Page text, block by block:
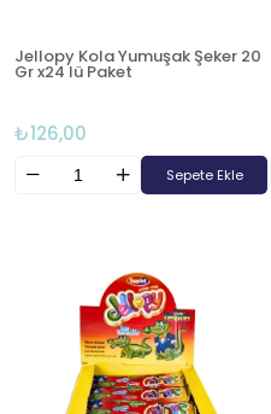
Jellopy Kola Yumuşak Şeker 20
Gr x24 lü Paket
₺126,00
Sepete Ekle